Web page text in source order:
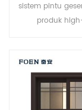
sistem pintu
produk